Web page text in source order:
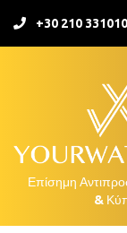
+30 210